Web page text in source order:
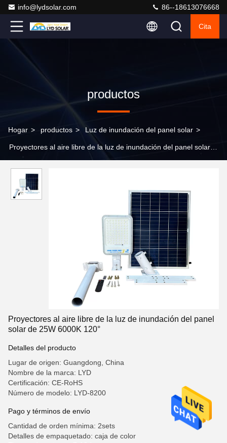
info@lydsolar.com 86--18613076668
Cita
productos
Hogar > productos > Luz de inundación del panel solar >
Proyectores al aire libre de la luz de inundación del panel solar
Proyectores al aire libre de la luz de inundación del panel
solar de 25W 6000K 120°
Detalles del producto
Lugar de origen: Guangdong, China
Nombre de la marca: LYD
Certificación: CE-RoHS
Número de modelo: LYD-8200
Pago y términos de envío
Cantidad de orden mínima: 2sets
Detalles de empaquetado: caja de color